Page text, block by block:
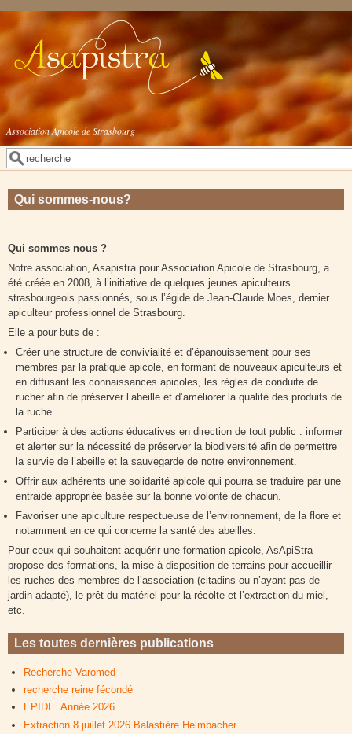
Aller au contenu principal
Association Apicole de Strasbourg
Formulaire de recherche
Rechercher
Qui sommes-nous?
Qui sommes nous ?
Notre association, Asapistra pour Association Apicole de Strasbourg, a
été créée en 2008, à l’initiative de quelques jeunes apiculteurs
strasbourgeois passionnés, sous l’égide de Jean-Claude Moes, dernier
apiculteur professionnel de Strasbourg.
Elle a pour buts de :
Créer une structure de convivialité et d’épanouissement pour ses
membres par la pratique apicole, en formant de nouveaux apiculteurs et
en diffusant les connaissances apicoles, les règles de conduite de
rucher afin de préserver l’abeille et d’améliorer la qualité des produits de
la ruche.
Participer à des actions éducatives en direction de tout public : informer
et alerter sur la nécessité de préserver la biodiversité afin de permettre
la survie de l’abeille et la sauvegarde de notre environnement.
Offrir aux adhérents une solidarité apicole qui pourra se traduire par une
entraide appropriée basée sur la bonne volonté de chacun.
Favoriser une apiculture respectueuse de l’environnement, de la flore et
notamment en ce qui concerne la santé des abeilles.
Pour ceux qui souhaitent acquérir une formation apicole, AsApiStra
propose des formations, la mise à disposition de terrains pour accueillir
les ruches des membres de l’association (citadins ou n’ayant pas de
jardin adapté), le prêt du matériel pour la récolte et l’extraction du miel,
etc.
Les toutes dernières publications
Recherche Varomed
recherche reine fécondé
EPIDE. Année 2026.
Extraction 8 juillet 2026 Balastière Helmbacher